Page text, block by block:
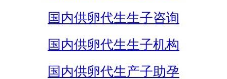
国内供卵代生生子咨询
国内供卵代生生子机构
国内供卵代生产子助孕